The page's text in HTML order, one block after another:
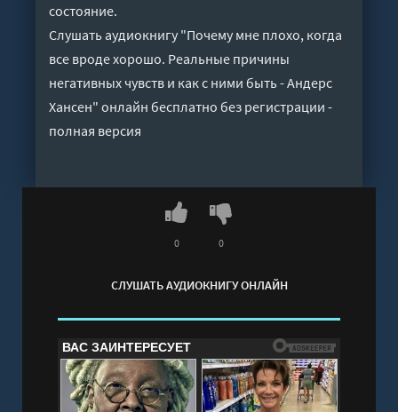
состояние.
Слушать аудиокнигу "Почему мне плохо, когда
все вроде хорошо. Реальные причины
негативных чувств и как с ними быть - Андерс
Хансен" онлайн бесплатно без регистрации -
полная версия
СЛУШАТЬ АУДИОКНИГУ ОНЛАЙН
0 0